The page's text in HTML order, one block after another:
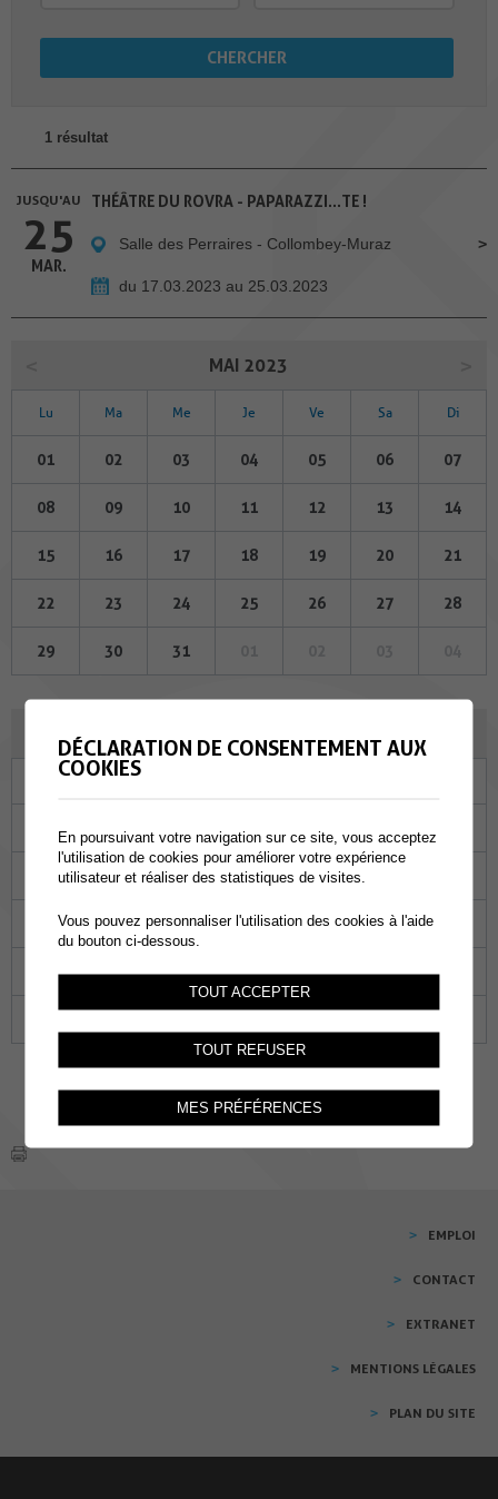
1 résultat
JUSQU'AU
25
MAR.
THÉÂTRE DU ROVRA - PAPARAZZI...TE !
Salle des Perraires - Collombey-Muraz
du 17.03.2023 au 25.03.2023
MAI 2023
Lu Ma Me Je Ve Sa Di
01 02 03 04 05 06 07
08 09 10 11 12 13 14
15 16 17 18 19 20 21
22 23 24 25 26 27 28
29 30 31
Ma
01 02
06 07 08 09
13 14 15 16 17
20 21 22 23 24
EMPLOI
CONTACT
EXTRANET
MENTIONS LÉGALES
PLAN DU SITE
DÉCLARATION DE CONSENTEMENT AUX
COOKIES
En poursuivant votre navigation sur ce site, vous acceptez
l'utilisation de cookies pour améliorer votre expérience
utilisateur et réaliser des statistiques de visites.
Vous pouvez personnaliser l'utilisation des cookies à l'aide
du bouton ci-dessous.
TOUT ACCEPTER
TOUT REFUSER
MES PRÉFÉRENCES